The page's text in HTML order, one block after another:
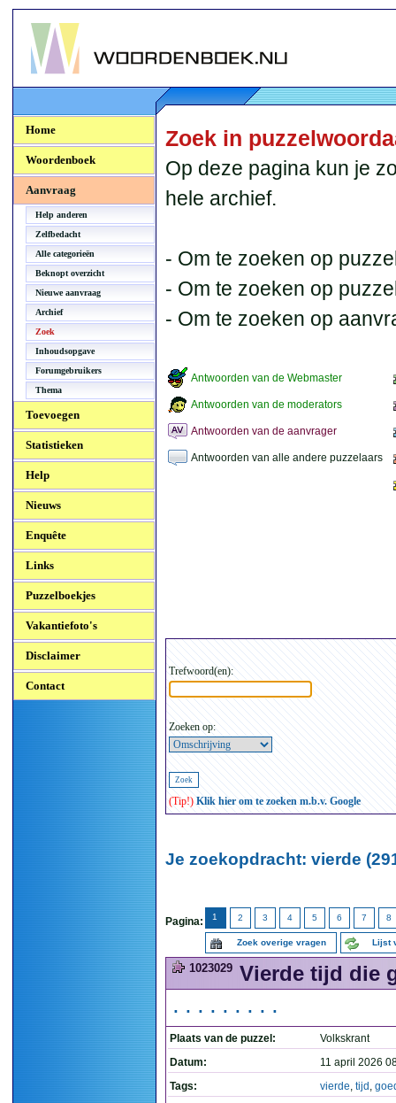
Woordenboek.NU
Home
Woordenboek
Aanvraag
Help anderen
Zelfbedacht
Alle categorieën
Beknopt overzicht
Nieuwe aanvraag
Archief
Zoek
Inhoudsopgave
Forumgebruikers
Thema
Toevoegen
Statistieken
Help
Nieuws
Enquête
Links
Puzzelboekjes
Vakantiefoto's
Disclaimer
Contact
Zoek in
Op deze pagina kun je
hele archief.
- Om te zoeken op
- Om te zoeken op
- Om te zoeken op
Antwoorden van de Webmaster
Antwoorden van de moderators
Antwoorden van de aanvrager
Antwoorden van alle andere puzzelaars
Trefwoord(en):
Zoeken op:
(Tip!) Klik hier om te zoeken m.b.v. Google
Je zoekopdracht: vierde
Pagina: 1 2 3 4 5 6 7 8
Zoek overige vragen Lijst
1023029 Vierde tijd die
.........
Plaats van de puzzel:
Volkskrant
Datum:
11 april 2026
Tags:
vierde, tijd ,